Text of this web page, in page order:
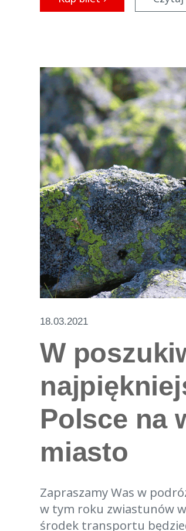
18.03.2021
W
Polsce na
miasto
Zapraszamy Was w
w tym roku zwiastunów
środek transportu